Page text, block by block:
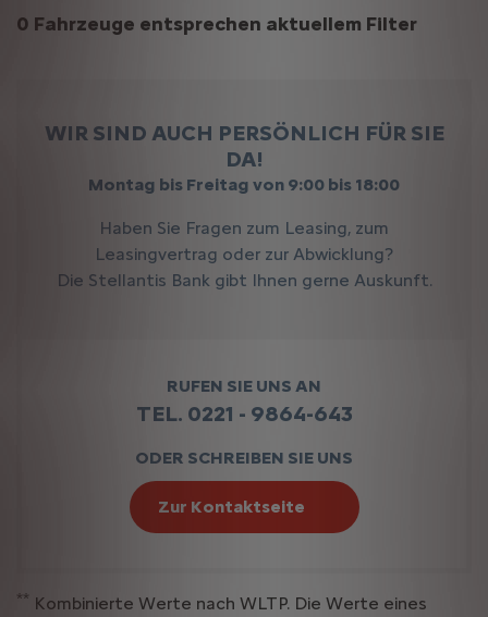
Suchergebnisse
0 Fahrzeuge entsprechen aktuellem Filter
WIR SIND AUCH PERSÖNLICH FÜR SIE
DA!
Montag bis Freitag von 9:00 bis 18:00
Haben Sie Fragen zum Leasing, zum
Leasingvertrag oder zur Abwicklung?
Die Stellantis Bank gibt Ihnen gerne Auskunft.
RUFEN SIE UNS AN
TEL. 0221 - 9864-643
ODER SCHREIBEN SIE UNS
Zur Kontaktseite
** Kombinierte Werte nach WLTP. Die Werte eines